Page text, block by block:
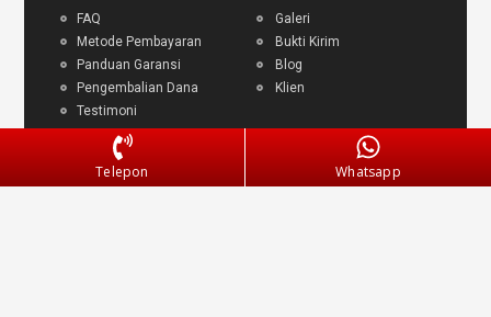
FAQ
Metode Pembayaran
Panduan Garansi
Pengembalian Dana
Testimoni
Galeri
Bukti Kirim
Blog
Klien
Telepon Whatsapp